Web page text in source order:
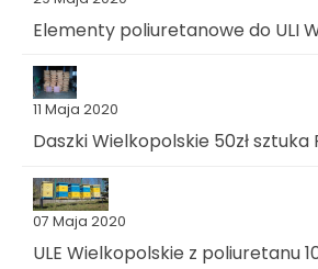
Elementy poliuretanowe do ULI
11 Maja 2020
Daszki Wielkopolskie 50zł sztuka
07 Maja 2020
ULE Wielkopolskie z poliuretanu